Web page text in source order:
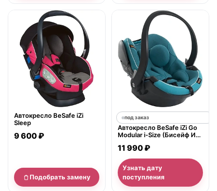
нет в продаже
Автокресло BeSafe iZi
Sleep
9 600 ₽
Подобрать замену
под заказ
Автокресло BeSafe iZi Go
Modular i-Size (Бисейф Изи
11 990 ₽
Узнать дату
поступления